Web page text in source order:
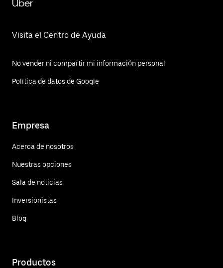
Uber
Visita el Centro de Ayuda
No vender ni compartir mi información personal
Política de datos de Google
Empresa
Acerca de nosotros
Nuestras opciones
Sala de noticias
Inversionistas
Blog
Productos